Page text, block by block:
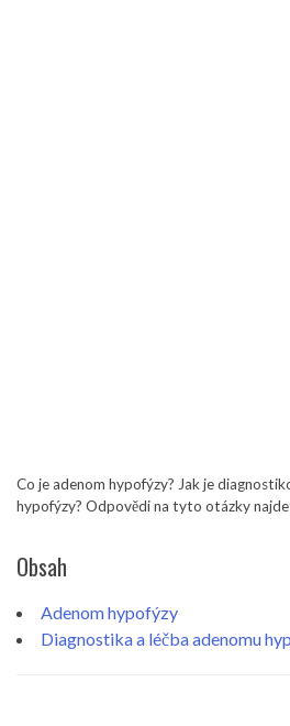
Co je adenom hypofýzy? Jak je
hypofýzy? Odpovědi na tyto otázky
Obsah
Adenom hypofýzy
Diagnostika a léčba adenomu